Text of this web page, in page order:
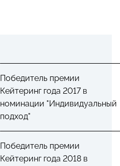
Победитель премии
Кейтеринг года 2017 в
номинации "Индивидуальный
подход"
Победитель премии
Кейтеринг года 2018 в